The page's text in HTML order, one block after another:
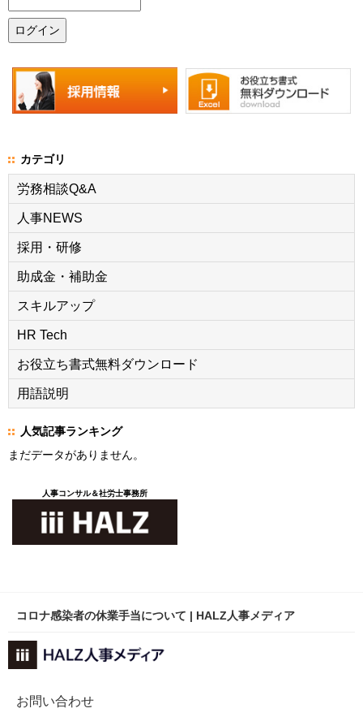
カテゴリ
労務相談Q&A
人事NEWS
採用・研修
助成金・補助金
スキルアップ
HR Tech
お役立ち書式無料ダウンロード
用語説明
人気記事ランキング
まだデータがありません。
人事コンサル＆社労士事務所
コロナ感染者の休業手当について | HALZ人事メディア
お問い合わせ